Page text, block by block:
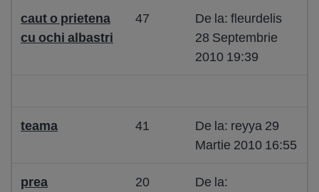
caut o prietena
cu ochi albastri
47
De la: fleurdelis
28 Septembrie
2010 19:39
teama 41
De la: reyya 29
Martie 2010 16:55
prea
20
De la: